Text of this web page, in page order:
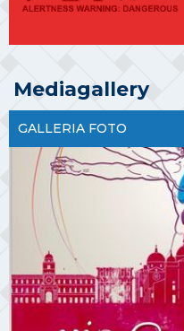
Mediagallery
GALLERIA FOTO